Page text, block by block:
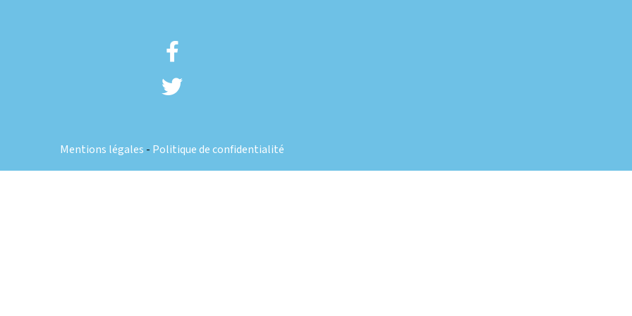
Mentions légales - Politique de confidentialité